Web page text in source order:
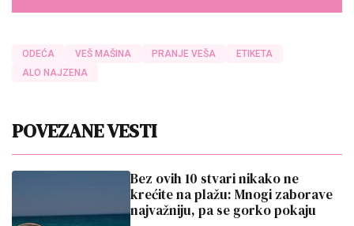
ODEĆA VEŠ MAŠINA PRANJE VEŠA
ETIKETA
ALO NAJZENA
POVEZANE VESTI
Bez ovih 10 stvari nikako ne
krećite na plažu: Mnogi zaborave
najvažniju, pa se gorko pokaju